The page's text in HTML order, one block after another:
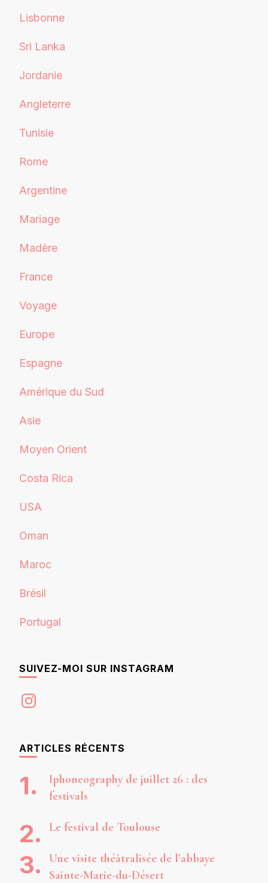
Lisbonne
Sri Lanka
Jordanie
Angleterre
Tunisie
Rome
Argentine
Mariage
Madère
France
Voyage
Europe
Espagne
Amérique du Sud
Asie
Moyen Orient
Costa Rica
USA
Oman
Maroc
Brésil
Portugal
SUIVEZ-MOI SUR INSTAGRAM
Instagram
ARTICLES RÉCENTS
Iphoneography de juillet 26 : des
festivals
Le festival de Toulouse
Une visite théâtralisée de l’abbaye
Sainte-Marie-du-Désert